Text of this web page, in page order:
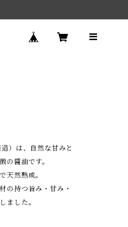
）は、自然な甘みと
醤油です。
天然熟成。
の持つ旨み・甘み・
ました。